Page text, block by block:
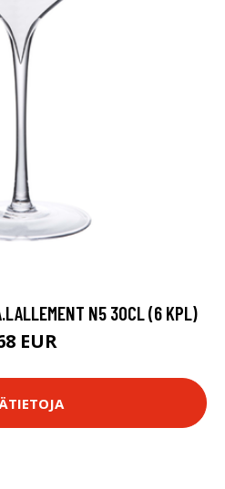
N5 30CL (6 KPL)
EUR